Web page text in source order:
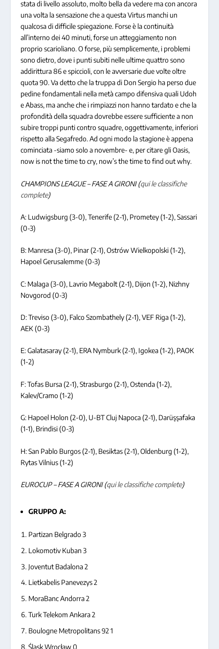
stata di livello assoluto, molto bella da vedere ma con ancora
una volta la sensazione che a questa Virtus manchi un
qualcosa di difficile spiegazione. Forse è la continuità
all’interno dei 40 minuti, forse un atteggiamento non
proprioscarioliano. O forse, più semplicemente, i problemi
sono dietro, dove i punti subiti nelle ultime quattro sono
addirittura 86 e spiccioli, con le avversarie due volte oltre
quota 90. Va detto che la truppa di Don Sergio ha perso due
pedine fondamentali nella metà campo difensiva quali Udoh
e Abass, ma anche che i rimpiazzi non hanno tardato e che la
profondità della squadra dovrebbe essere sufficiente a non
subire troppi punti contro squadre, oggettivamente, inferiori
rispetto alla Segafredo. Ad ogni modo la stagione è appena
cominciata -siamo solo a novembre- e, per citare gli Oasis,
now is not the time to cry, now’s the time to find out why.
CHAMPIONS LEAGUE – FASE A GIRONI (qui le classifiche
complete)
A: Ludwigsburg (3-0), Tenerife (2-1), Prometey (1-2), Sassari
(0-3)
B: Manresa (3-0), Pinar (2-1), Ostrów Wielkopolski (1-2),
Hapoel Gerusalemme (0-3)
C: Malaga (3-0), Lavrio Megabolt (2-1), Dijon (1-2), Nizhny
Novgorod (0-3)
D: Treviso (3-0), Falco Szombathely (2-1), VEF Riga (1-2),
AEK (0-3)
E: Galatasaray (2-1), ERA Nymburk (2-1), Igokea (1-2), PAOK
(1-2)
F: Tofas Bursa (2-1), Strasburgo (2-1), Ostenda (1-2),
Kalev/Cramo (1-2)
G: Hapoel Holon (2-0), U-BT Cluj Napoca (2-1), Darüşşafaka
(1-1), Brindisi (0-3)
H: San Pablo Burgos (2-1), Besiktas (2-1), Oldenburg (1-2),
Rytas Vilnius (1-2)
EUROCUP – FASE A GIRONI (qui le classifiche complete)
GRUPPO A:
Partizan Belgrado 3
Lokomotiv Kuban 3
Joventut Badalona 2
Lietkabelis Panevezys 2
MoraBanc Andorra 2
Turk Telekom Ankara 2
Boulogne Metropolitans 92 1
Śląsk Wrocław 0